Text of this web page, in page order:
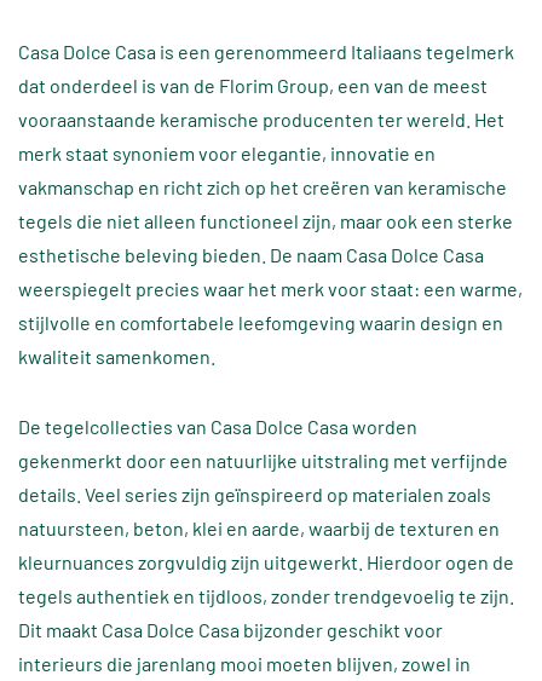
Casa Dolce Casa is een gerenommeerd Italiaans tegelmerk
dat onderdeel is van de Florim Group, een van de meest
vooraanstaande keramische producenten ter wereld. Het
merk staat synoniem voor elegantie, innovatie en
vakmanschap en richt zich op het creëren van keramische
tegels die niet alleen functioneel zijn, maar ook een sterke
esthetische beleving bieden. De naam Casa Dolce Casa
weerspiegelt precies waar het merk voor staat: een warme,
stijlvolle en comfortabele leefomgeving waarin design en
kwaliteit samenkomen.
De tegelcollecties van Casa Dolce Casa worden
gekenmerkt door een natuurlijke uitstraling met verfijnde
details. Veel series zijn geïnspireerd op materialen zoals
natuursteen, beton, klei en aarde, waarbij de texturen en
kleurnuances zorgvuldig zijn uitgewerkt. Hierdoor ogen de
tegels authentiek en tijdloos, zonder trendgevoelig te zijn.
Dit maakt Casa Dolce Casa bijzonder geschikt voor
interieurs die jarenlang mooi moeten blijven, zowel in